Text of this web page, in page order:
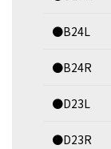
●B24L
●B24R
●D23L
●D23R